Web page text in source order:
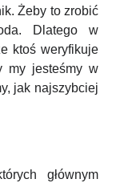
Żeby to zrobić
Dlatego w
ktoś weryfikuje
my jesteśmy w
jak najszybciej
głównym